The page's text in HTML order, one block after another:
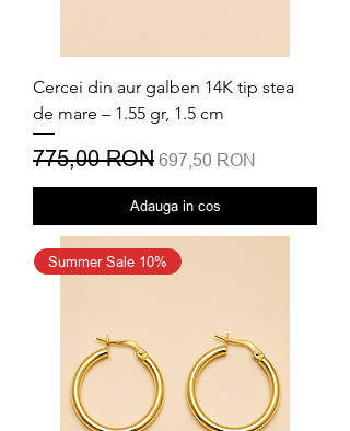
Cercei din aur galben 14K tip stea
de mare – 1.55 gr, 1.5 cm
Preț normal
775,00 RON Preț redus
697,50 RON
Adauga in cos
Summer Sale 10%